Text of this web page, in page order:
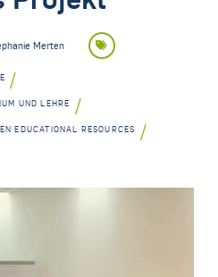
Merten
/
UND LEHRE /
EDUCATIONAL RESOURCES /